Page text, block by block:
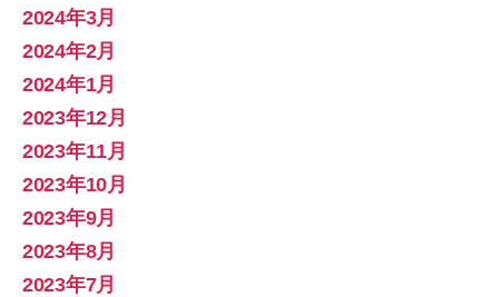
2024年3月
2024年2月
2024年1月
2023年12月
2023年11月
2023年10月
2023年9月
2023年8月
2023年7月